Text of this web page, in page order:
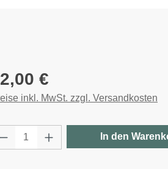
Preis:
€
inkl. MwSt. zzgl. Versandkosten
Anzahl: Gib den
In den